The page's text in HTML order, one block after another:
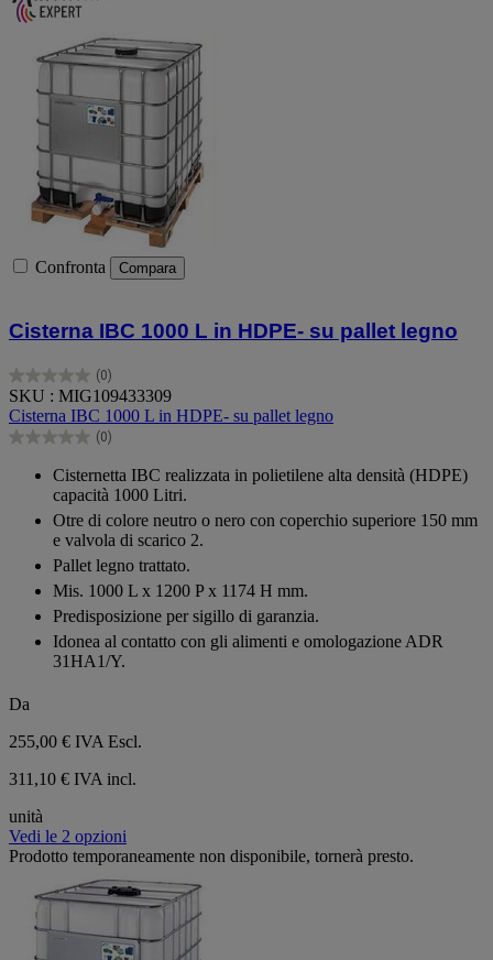
Confronta Compara
Cisterna IBC 1000 L in HDPE- su pallet legno
(0)
0.0
su
5
stelle.
SKU : MIG109433309
Cisterna IBC 1000 L in HDPE- su pallet legno
(0)
0.0
Cisternetta IBC realizzata in polietilene alta densità (HDPE)
capacità 1000 Litri.
Otre di colore neutro o nero con coperchio superiore 150 mm
e valvola di scarico 2.
Pallet legno trattato.
Mis. 1000 L x 1200 P x 1174 H mm.
Predisposizione per sigillo di garanzia.
Idonea al contatto con gli alimenti e omologazione ADR
31HA1/Y.
Da
255,00 € IVA Escl.
311,10 € IVA incl.
unità
Vedi le 2 opzioni
Prodotto temporaneamente non disponibile, tornerà presto.